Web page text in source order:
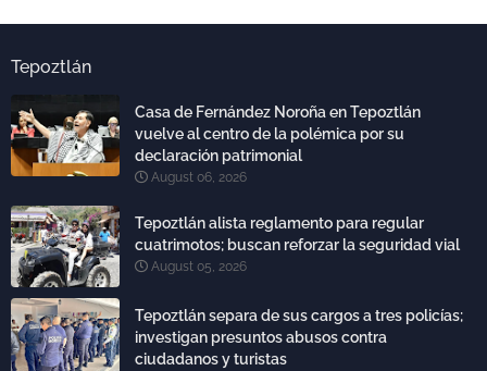
Tepoztlán
Casa de Fernández Noroña en Tepoztlán
vuelve al centro de la polémica por su
declaración patrimonial
August 06, 2026
Tepoztlán alista reglamento para regular
cuatrimotos; buscan reforzar la seguridad vial
August 05, 2026
Tepoztlán separa de sus cargos a tres policías;
investigan presuntos abusos contra
ciudadanos y turistas